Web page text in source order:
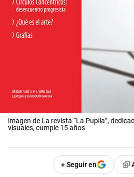
imagen de La revista “La Pupila”,
visuales, cumple 15 años
+ Seguir en